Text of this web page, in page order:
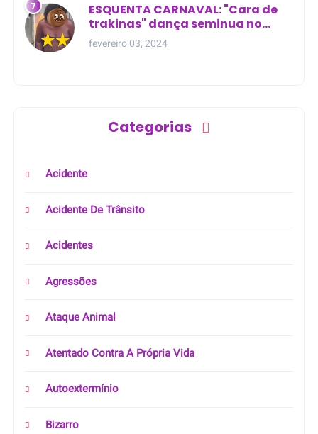
ESQUENTA CARNAVAL: "Cara de
trakinas" dança seminua no
meio da rua na Bahia
fevereiro 03, 2024
Categorias
Acidente
Acidente De Trânsito
Acidentes
Agressões
Ataque Animal
Atentado Contra A Própria Vida
Autoextermínio
Bizarro